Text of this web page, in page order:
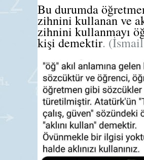
Bu durumda
zihnini kullanan ve
zihnini kullanmayı
kişi demektir.